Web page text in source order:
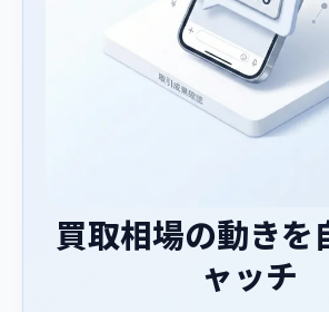
買取相場の動きを
ャッチ